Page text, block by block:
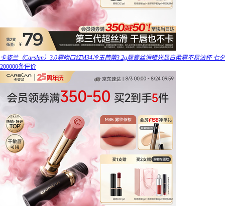
卡姿兰（Carslan）3.0雾吻口红M34冷玉芭蕾3.2g唇膏丝滑哑光显白柔雾不易沾杯 七夕
200000条评价